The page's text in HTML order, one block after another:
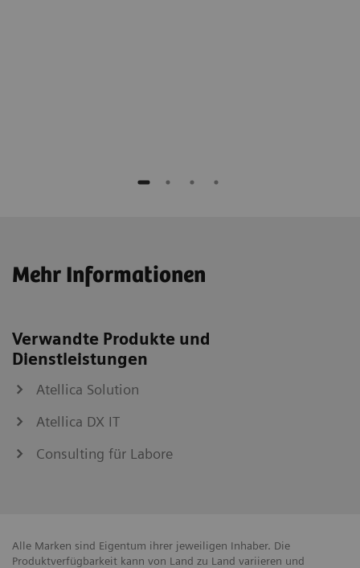
Mehr Informationen
Verwandte Produkte und
Dienstleistungen
Atellica Solution
Atellica DX IT
Consulting für Labore
Alle Marken sind Eigentum ihrer jeweiligen Inhaber. Die
Produktverfügbarkeit kann von Land zu Land variieren und